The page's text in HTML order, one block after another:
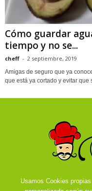
Cómo guardar
tiempo y no se...
cheff - 2 septiembre, 2019
Amigas de seguro que ya
que está ya cortado y evitar que
Usamos Cookies